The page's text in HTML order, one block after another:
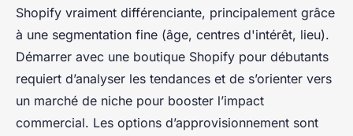
Shopify vraiment différenciante, principalement grâce
à une segmentation fine (âge, centres d'intérêt, lieu).
Démarrer avec une boutique Shopify pour débutants
requiert d’analyser les tendances et de s’orienter vers
un marché de niche pour booster l’impact
commercial. Les options d’approvisionnement sont